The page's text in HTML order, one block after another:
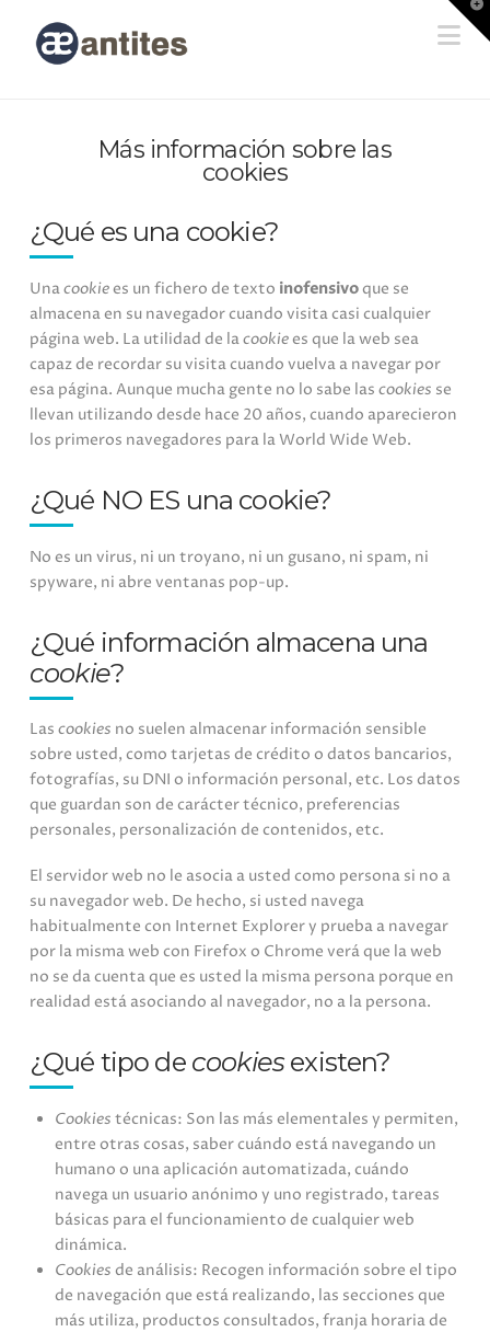
Más información sobre las
cookies
¿Qué es una cookie?
Unacookiees un fichero de texto inofensivoque se
almacena en su navegador cuando visita casi cualquier
página web. La utilidad de lacookiees que la web sea
capaz de recordar su visita cuando vuelva a navegar por
esa página. Aunque mucha gente no lo sabe las cookies se
llevan utilizando desde hace 20 años, cuando aparecieron
los primeros navegadores para la World Wide Web.
¿Qué NO ES una cookie?
No es un virus, ni un troyano, ni un gusano, ni spam, ni
spyware, ni abre ventanas pop-up.
¿Qué información almacena una
cookie?
Las cookies no suelen almacenar información sensible
sobre usted, como tarjetas de crédito o datos bancarios,
fotografías, su DNI o información personal, etc. Los datos
que guardan son de carácter técnico, preferencias
personales, personalización de contenidos, etc.
El servidor web no le asocia a usted como persona si no a
su navegador web. De hecho, si usted navega
habitualmente con Internet Explorer y prueba a navegar
por la misma web con Firefox o Chrome verá que la web
no se da cuenta que es usted la misma persona porque en
realidad está asociando al navegador, no a la persona.
¿Qué tipo de cookiesexisten?
Cookies técnicas: Son las más elementales y permiten,
entre otras cosas, saber cuándo está navegando un
humano o una aplicación automatizada, cuándo
navega un usuario anónimo y uno registrado, tareas
básicas para el funcionamiento de cualquier web
dinámica.
Cookies de análisis: Recogen información sobre el tipo
de navegación que está realizando, las secciones que
más utiliza, productos consultados, franja horaria de